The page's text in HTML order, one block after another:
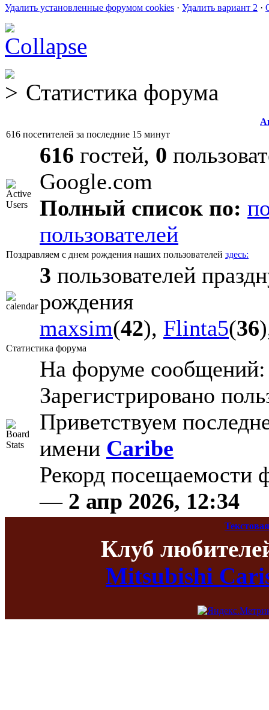
Удалить установленные форумом cookies · Удалить вариант 2 ·
Статистика форума
616 посетителей за последние 15 минут
616 гостей, 0
Google.com
Полный список по:
пользователей
Поздравляем с днем рождения наших пользователей здесь:
3 пользователей
рождения
maxsim(42), Flinta5(36
Статистика форума
На форуме
Зарегистрировано
Приветствуем
имени Caribe
Рекорд
— 2 апр 2026, 12:34
Клуб
Mitsubishi